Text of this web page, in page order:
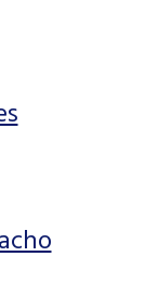
múltiples